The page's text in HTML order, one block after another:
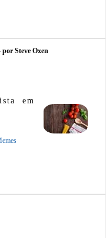
por Steve Oxen
em